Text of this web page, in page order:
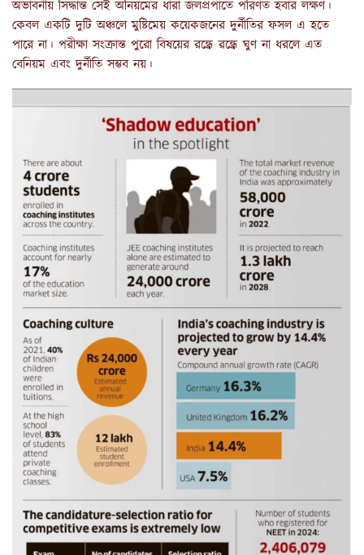
অভাবনীয় সিদ্ধান্ত সেই অনিয়মের ধারা জলপ্রপাতে পরিণত হবার লক্ষণ।
কেবল একটি দুটি অঞ্চলে মুষ্টিমেয় কয়েকজনের দুর্নীতির ফসল এ হতে
পারে না। পরীক্ষা সংক্রান্ত পুরো বিষয়ের রন্ধ্রে রন্ধ্রে ঘুণ না ধরলে এত
বেনিয়ম এবং দুর্নীতি সম্ভব নয়।